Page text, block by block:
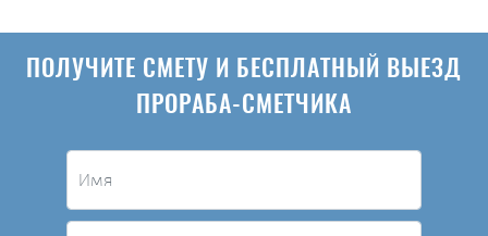
ПОЛУЧИТЕ СМЕТУ И БЕСПЛАТНЫЙ ВЫЕЗД
ПРОРАБА-СМЕТЧИКА